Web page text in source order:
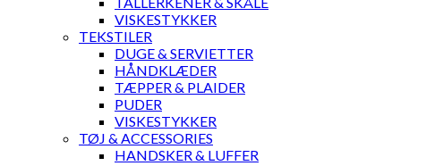
VISKESTYKKER
TEKSTILER
DUGE & SERVIETTER
HÅNDKLÆDER
TÆPPER & PLAIDER
PUDER
VISKESTYKKER
TØJ & ACCESSORIES
HANDSKER & LUFFER